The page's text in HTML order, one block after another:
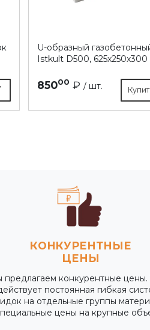
U-образный
Istkult D500,
85000 ₽/ шт.
КОНКУРЕНТНЫЕ
ЦЕНЫ
предлагаем конкурентные цены.
постоянная гибкая
на отдельные группы
цены на крупные